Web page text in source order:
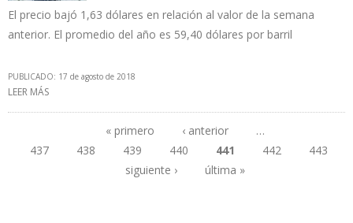
El precio bajó 1,63 dólares en relación al valor de la semana
anterior. El promedio del año es 59,40 dólares por barril
PUBLICADO: 17 de agosto de 2018
LEER MÁS
Páginas
« primero ‹ anterior
…
437
438 439 440 441 442
443
siguiente ›
última »